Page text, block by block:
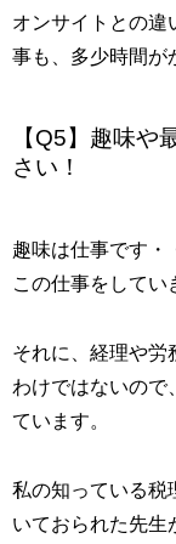
オンサイトとの違
事も、多少時間が
【Q5】趣味や
さい！
趣味は仕事です・
この仕事をしてい
それに、経理や労
わけではないので
ています。
私の知っている税
いておられた先生